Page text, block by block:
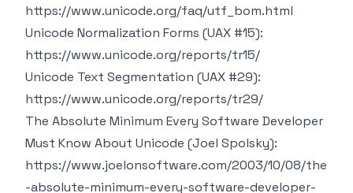
https://www.unicode.org/faq/utf_bom.html
Unicode Normalization Forms (UAX #15):
https://www.unicode.org/reports/tr15/
Unicode Text Segmentation (UAX #29):
https://www.unicode.org/reports/tr29/
The Absolute Minimum Every Software Developer
Must Know About Unicode (Joel Spolsky):
https://www.joelonsoftware.com/2003/10/08/the
-absolute-minimum-every-software-developer-